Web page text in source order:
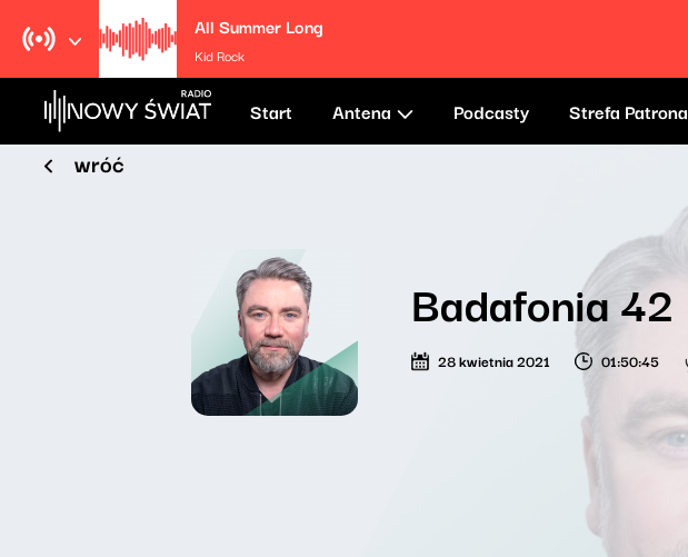
All Summer Long
Kid Rock
Start Antena Podcasty Strefa Patrona
wróć
Badafonia 42
28 kwietnia 2021 01:50:45